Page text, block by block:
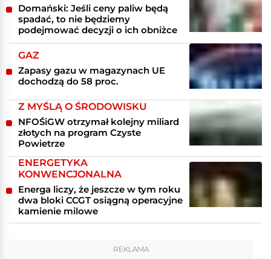
Domański: Jeśli ceny paliw będą
spadać, to nie będziemy
podejmować decyzji o ich obniżce
GAZ
Zapasy gazu w magazynach UE
dochodzą do 58 proc.
Z MYŚLĄ O ŚRODOWISKU
NFOŚiGW otrzymał kolejny miliard
złotych na program Czyste
Powietrze
ENERGETYKA
KONWENCJONALNA
Energa liczy, że jeszcze w tym roku
dwa bloki CCGT osiągną operacyjne
kamienie milowe
REKLAMA